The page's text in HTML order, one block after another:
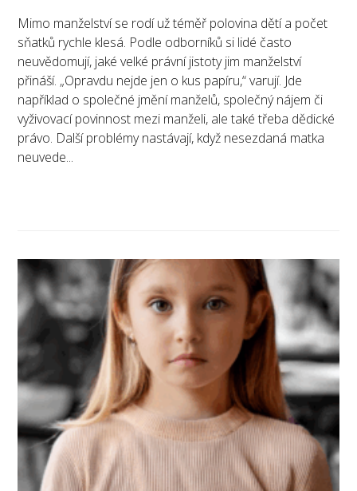
Mimo manželství se rodí už téměř polovina dětí a počet
sňatků rychle klesá. Podle odborníků si lidé často
neuvědomují, jaké velké právní jistoty jim manželství
přináší. „Opravdu nejde jen o kus papíru,“ varují. Jde
například o společné jmění manželů, společný nájem či
vyživovací povinnost mezi manželi, ale také třeba dědické
právo. Další problémy nastávají, když nesezdaná matka
neuvede...